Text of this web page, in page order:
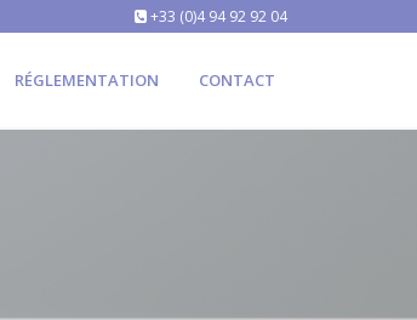
+33 (0)4 94 92 92 04
RÉGLEMENTATION CONTACT